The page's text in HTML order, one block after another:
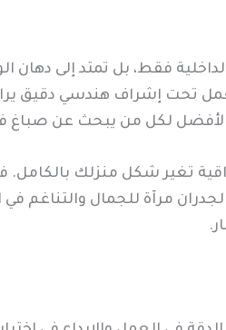
فقط، بل تمتد إلى دهان
تحت إشراف هندسي دقيق
الأفضل لكل من يبحث عن صباغ
تغير شكل منزلك
مرآة للجمال والتناغم